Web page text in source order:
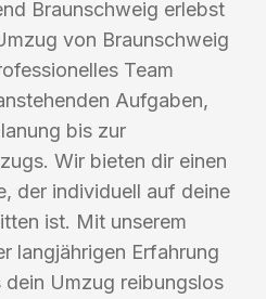
Braunschweig erlebst
von Braunschweig
Team
Aufgaben,
bis zur
Wir bieten dir einen
der individuell auf deine
ist. Mit unserem
langjährigen Erfahrung
Umzug reibungslos